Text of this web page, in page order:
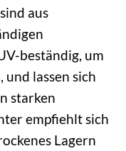
aus
beständig, um
lassen sich
starken
empfiehlt sich
Lagern